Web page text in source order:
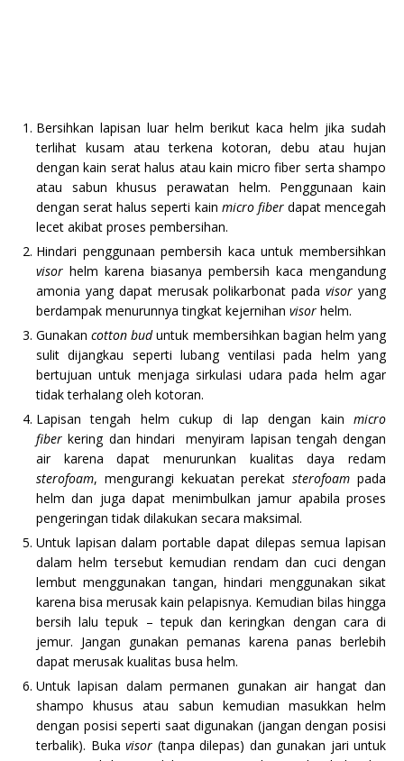
Bersihkan lapisan luar helm berikut kaca helm jika sudah
terlihat kusam atau terkena kotoran, debu atau hujan
dengan kain serat halus atau kain micro fiber serta shampo
atau sabun khusus perawatan helm. Penggunaan kain
dengan serat halus seperti kain micro fiberdapat mencegah
lecet akibat proses pembersihan.
Hindari penggunaan pembersih kaca untuk membersihkan
visor helm karena biasanya pembersih kaca mengandung
amonia yang dapat merusak polikarbonat padavisor yang
berdampak menurunnya tingkat kejernihan visor helm.
Gunakancotton buduntuk membersihkan bagian helm yang
sulit dijangkau seperti lubang ventilasi pada helm yang
bertujuan untuk menjaga sirkulasi udara pada helm agar
tidak terhalang oleh kotoran.
Lapisan tengah helm cukup di lap dengan kain micro
fiber kering dan hindari menyiram lapisan tengah dengan
air karena dapat menurunkan kualitas daya redam
sterofoam, mengurangi kekuatan perekatsterofoam pada
helm dan juga dapat menimbulkan jamur apabila proses
pengeringan tidak dilakukan secara maksimal.
Untuk lapisan dalam portable dapat dilepas semua lapisan
dalam helm tersebut kemudian rendam dan cuci dengan
lembut menggunakan tangan, hindari menggunakan sikat
karena bisa merusak kain pelapisnya. Kemudian bilas hingga
bersih lalu tepuk – tepuk dan keringkan dengan cara di
jemur. Jangan gunakan pemanas karena panas berlebih
dapat merusak kualitas busa helm.
Untuk lapisan dalam permanen gunakan air hangat dan
shampo khusus atau sabun kemudian masukkan helm
dengan posisi seperti saat digunakan (jangan dengan posisi
terbalik). Buka visor (tanpa dilepas) dan gunakan jari untuk